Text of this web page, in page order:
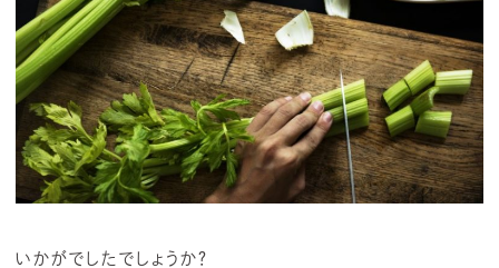
いかがでしたでしょうか？